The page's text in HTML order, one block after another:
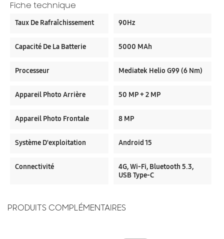
Fiche technique
Taux De Rafraîchissement 90Hz
Capacité De La Batterie 5000 MAh
Processeur Mediatek Helio G99 (6 Nm)
Appareil Photo Arrière 50 MP + 2 MP
Appareil Photo Frontale 8 MP
Système D'exploitation Android 15
Connectivité
4G, Wi-Fi, Bluetooth 5.3,
USB Type-C
PRODUITS COMPLÉMENTAIRES